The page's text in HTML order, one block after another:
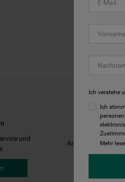
und
Anleitungen finden
Ich verstehe
Ich
Mehr